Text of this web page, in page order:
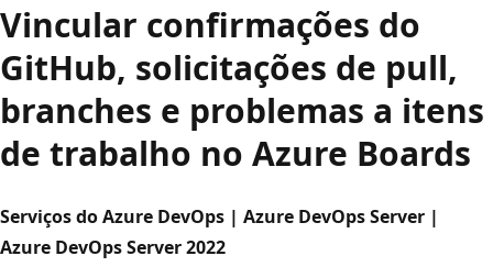
Vincular confirmações do
GitHub, solicitações de pull,
branches e problemas a itens
de trabalho no Azure Boards
Serviços do Azure DevOps | Azure DevOps Server |
Azure DevOps Server 2022